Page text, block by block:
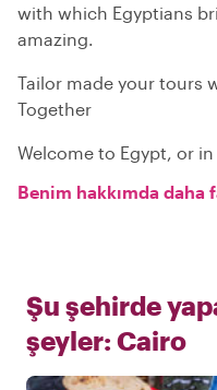
with which Egyptians
amazing.
Tailor made your tours
Together
Welcome to Egypt, or
Benim hakkımda daha
Şu şehirde
şeyler: Cairo